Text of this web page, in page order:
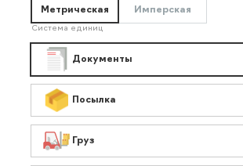
Метрическая Имперская
Система единиц
Документы
Посылка
Груз